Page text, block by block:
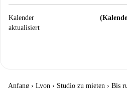
Kalender
aktualisiert
Anfang › Lyon › Studio zu mieten › Bis